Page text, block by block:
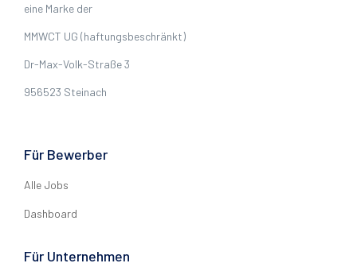
eine Marke der
MMWCT UG (haftungsbeschränkt)
Dr-Max-Volk-Straße 3
956523 Steinach
Für Bewerber
Alle Jobs
Dashboard
Für Unternehmen